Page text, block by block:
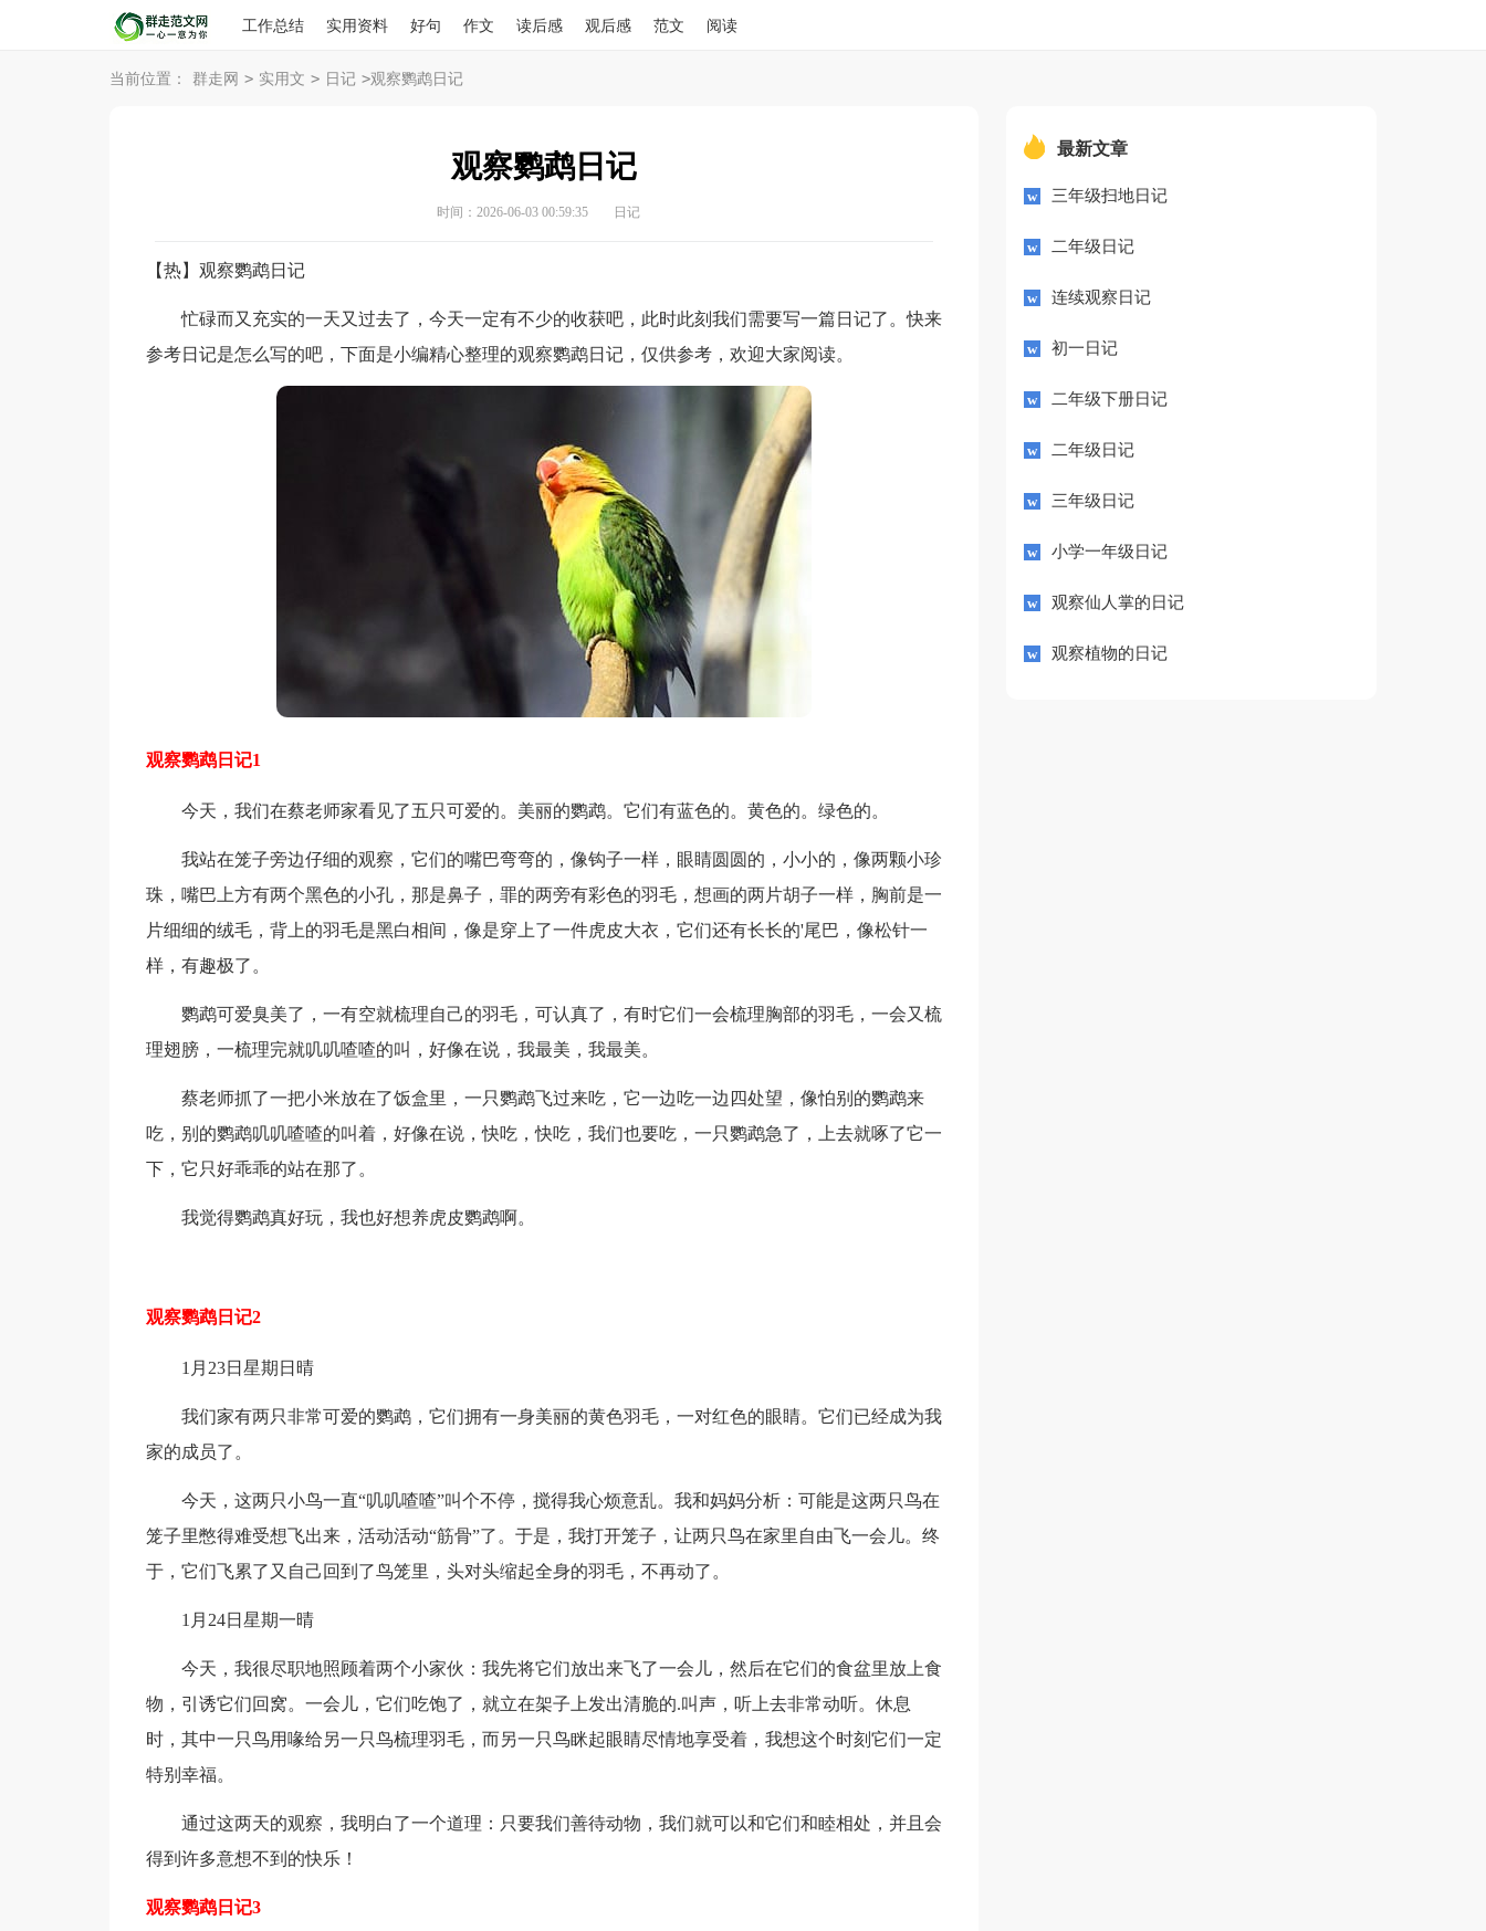
工作总结 实用资料 好句 作文 读后感 观后感 范文 阅读
当前位置： 群走网 > 实用文 > 日记 >观察鹦鹉日记
观察鹦鹉日记
时间：2026-06-03 00:59:35 日记
【热】观察鹦鹉日记
忙碌而又充实的一天又过去了，今天一定有不少的收获吧，此时此刻我们需要写一篇日记了。快来
参考日记是怎么写的吧，下面是小编精心整理的观察鹦鹉日记，仅供参考，欢迎大家阅读。
观察鹦鹉日记1
今天，我们在蔡老师家看见了五只可爱的。美丽的鹦鹉。它们有蓝色的。黄色的。绿色的。
我站在笼子旁边仔细的观察，它们的嘴巴弯弯的，像钩子一样，眼睛圆圆的，小小的，像两颗小珍
珠，嘴巴上方有两个黑色的小孔，那是鼻子，罪的两旁有彩色的羽毛，想画的两片胡子一样，胸前是一
片细细的绒毛，背上的羽毛是黑白相间，像是穿上了一件虎皮大衣，它们还有长长的'尾巴，像松针一
样，有趣极了。
鹦鹉可爱臭美了，一有空就梳理自己的羽毛，可认真了，有时它们一会梳理胸部的羽毛，一会又梳
理翅膀，一梳理完就叽叽喳喳的叫，好像在说，我最美，我最美。
蔡老师抓了一把小米放在了饭盒里，一只鹦鹉飞过来吃，它一边吃一边四处望，像怕别的鹦鹉来
吃，别的鹦鹉叽叽喳喳的叫着，好像在说，快吃，快吃，我们也要吃，一只鹦鹉急了，上去就啄了它一
下，它只好乖乖的站在那了。
我觉得鹦鹉真好玩，我也好想养虎皮鹦鹉啊。
观察鹦鹉日记2
1月23日星期日晴
我们家有两只非常可爱的鹦鹉，它们拥有一身美丽的黄色羽毛，一对红色的眼睛。它们已经成为我
家的成员了。
今天，这两只小鸟一直“叽叽喳喳”叫个不停，搅得我心烦意乱。我和妈妈分析：可能是这两只鸟在
笼子里憋得难受想飞出来，活动活动“筋骨”了。于是，我打开笼子，让两只鸟在家里自由飞一会儿。终
于，它们飞累了又自己回到了鸟笼里，头对头缩起全身的羽毛，不再动了。
1月24日星期一晴
今天，我很尽职地照顾着两个小家伙：我先将它们放出来飞了一会儿，然后在它们的食盆里放上食
物，引诱它们回窝。一会儿，它们吃饱了，就立在架子上发出清脆的.叫声，听上去非常动听。休息
时，其中一只鸟用喙给另一只鸟梳理羽毛，而另一只鸟眯起眼睛尽情地享受着，我想这个时刻它们一定
特别幸福。
通过这两天的观察，我明白了一个道理：只要我们善待动物，我们就可以和它们和睦相处，并且会
得到许多意想不到的快乐！
观察鹦鹉日记3
最新文章
三年级扫地日记
二年级日记
连续观察日记
初一日记
二年级下册日记
二年级日记
三年级日记
小学一年级日记
观察仙人掌的日记
观察植物的日记